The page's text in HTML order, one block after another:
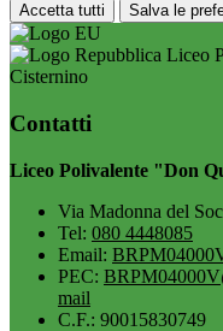
Accetta tutti Salva le
Liceo
Cisternino
Contatti
Liceo Polivalente "Don
Via Madonna del
Tel: 080 4448085
Email:
PEC:
mail
C.F.: 90015830749